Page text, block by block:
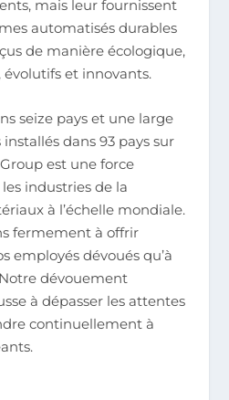
mais leur fournissent
automatisés durables
de manière écologique,
et innovants.
seize pays et une large
dans 93 pays sur
est une force
industries de la
à l’échelle mondiale.
fermement à offrir
employés dévoués qu’à
dévouement
à dépasser les attentes
continuellement à